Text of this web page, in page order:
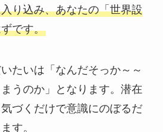
り込み、あなたの「世界設
です。
たいは「なんだそっか～～
うのか」となります。潜在
づくだけで意識にのぼるだ
す。